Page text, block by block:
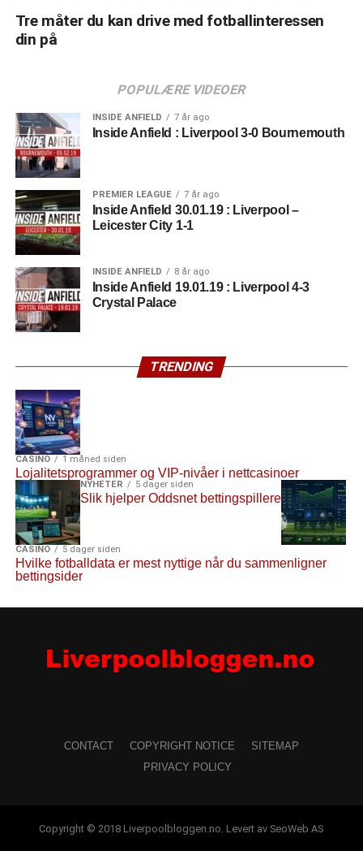
Tre måter du kan drive med fotballinteressen
din på
POPULÆRE VIDEOER
INSIDE ANFIELD 7 år ago
Inside Anfield : Liverpool 3-0 Bournemouth
PREMIER LEAGUE 7 år ago
Inside Anfield 30.01.19 : Liverpool –
Leicester City 1-1
INSIDE ANFIELD 8 år ago
Inside Anfield 19.01.19 : Liverpool 4-3
Crystal Palace
TRENDING
CASINO 1 måned siden
Lojalitetsprogrammer og VIP-nivåer i nettcasinoer
NYHETER 5 dager siden
Slik hjelper Oddsnet bettingspillere
CASINO 5 dager siden
Hvilke fotballdata er mest nyttige når du sammenligner
bettingsider
CONTACT COPYRIGHT NOTICE
SITEMAP
PRIVACY POLICY
Copyright © 2018 Liverpoolbloggen.no. Levert av SeoWeb AS